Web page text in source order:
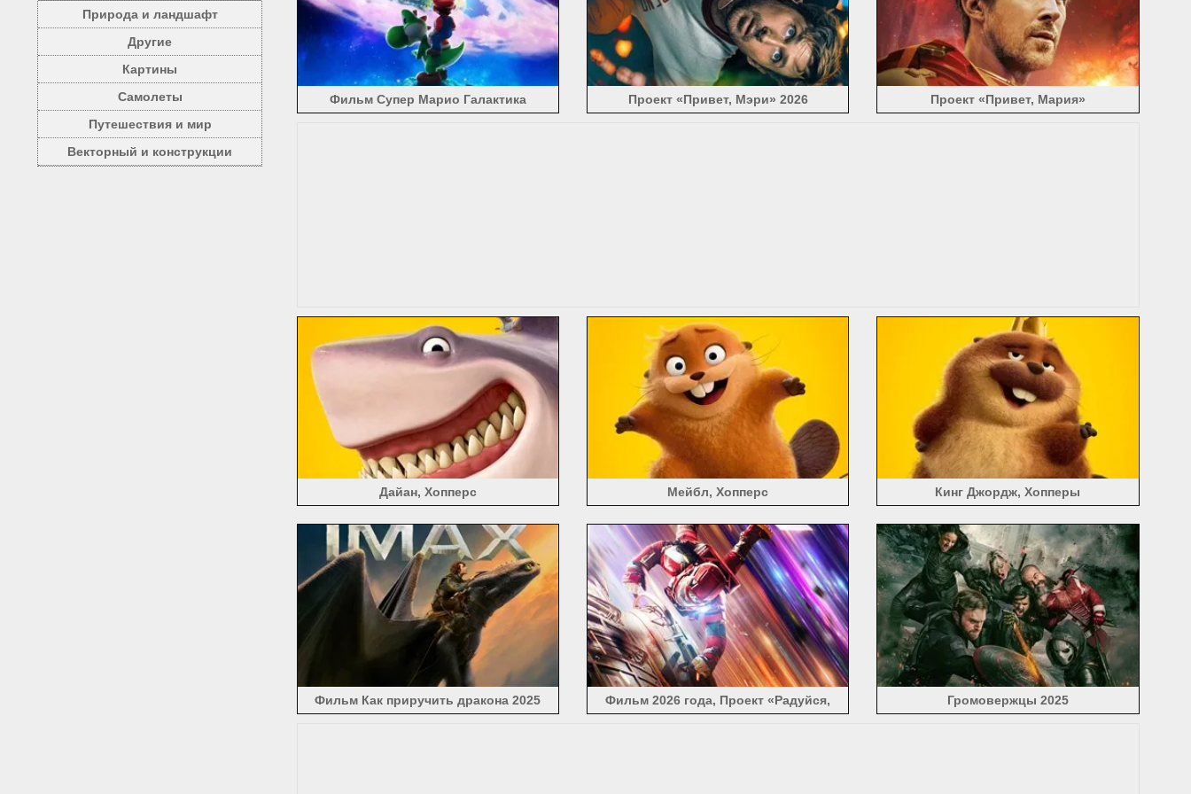
Природа и ландшафт
Другие
Картины
Самолеты
Путешествия и мир
Векторный и конструкции
Белоснежка и охотник (7)
Спартак (13) Spider-Man (64) Star Trek (16) Звездные войны (55)
Sucker Punch (20)
Самоубийство команды (21)
Супер девушка (17) сверхъестественный (6)
запутанный (8)
Teenage Mutant Ninja Turtles (15)
терминатор (14) The Avengers (99) The Croods (3)
The Dark Knight Rises (11)
The Expendables (14)
Вспышка (9) Великий Гэтсби (5) Великая стена (7) The Hobbit (25)
Голодные игры (21)
Huntsman: Зимняя война (8)
Книга джунглей (3) Последний корабль (5)
Последний Witch Hunter (3)
Легенда о Тарзане (5)
Мега (6) Щелкунчик и четыре царства (4) оригиналы (7)
Секретный Круг (6)
Фильм Супер Марио Галактика Проект «Привет, Мэри» 2026 Проект «Привет, Мария»
Дайан, Хопперс Мейбл, Хопперс Кинг Джордж, Хопперы
Фильм Как приручить дракона 2025
Фильм 2026 года, Проект «Радуйся,
Громовержцы 2025